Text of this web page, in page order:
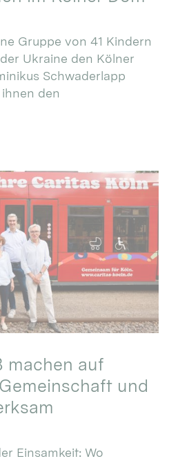
Gruppe von 41 Kindern
Ukraine den Kölner
Schwaderlapp
den
machen auf
und
Einsamkeit: Wo